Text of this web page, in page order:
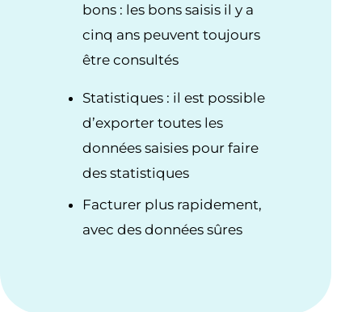
bons : les bons saisis il y a
cinq ans peuvent toujours
être consultés
Statistiques : il est possible
d’exporter toutes les
données saisies pour faire
des statistiques
Facturer plus rapidement,
avec des données sûres